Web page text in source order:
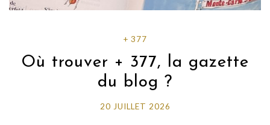
+ 377
Où trouver + 377, la gazette
du blog ?
20 JUILLET 2026